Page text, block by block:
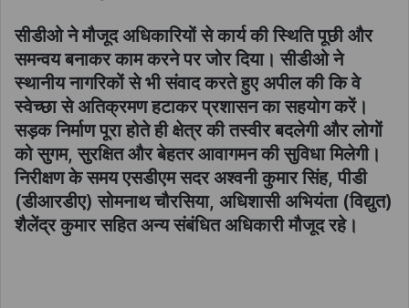
सीडीओ ने मौजूद अधिकारियों से कार्य की स्थिति पूछी और
समन्वय बनाकर काम करने पर जोर दिया। सीडीओ ने
स्थानीय नागरिकों से भी संवाद करते हुए अपील की कि वे
स्वेच्छा से अतिक्रमण हटाकर प्रशासन का सहयोग करें।
सड़क निर्माण पूरा होते ही क्षेत्र की तस्वीर बदलेगी और लोगों
को सुगम, सुरक्षित और बेहतर आवागमन की सुविधा मिलेगी।
निरीक्षण के समय एसडीएम सदर अश्वनी कुमार सिंह, पीडी
(डीआरडीए) सोमनाथ चौरसिया, अधिशासी अभियंता (विद्युत)
शैलेंद्र कुमार सहित अन्य संबंधित अधिकारी मौजूद रहे।